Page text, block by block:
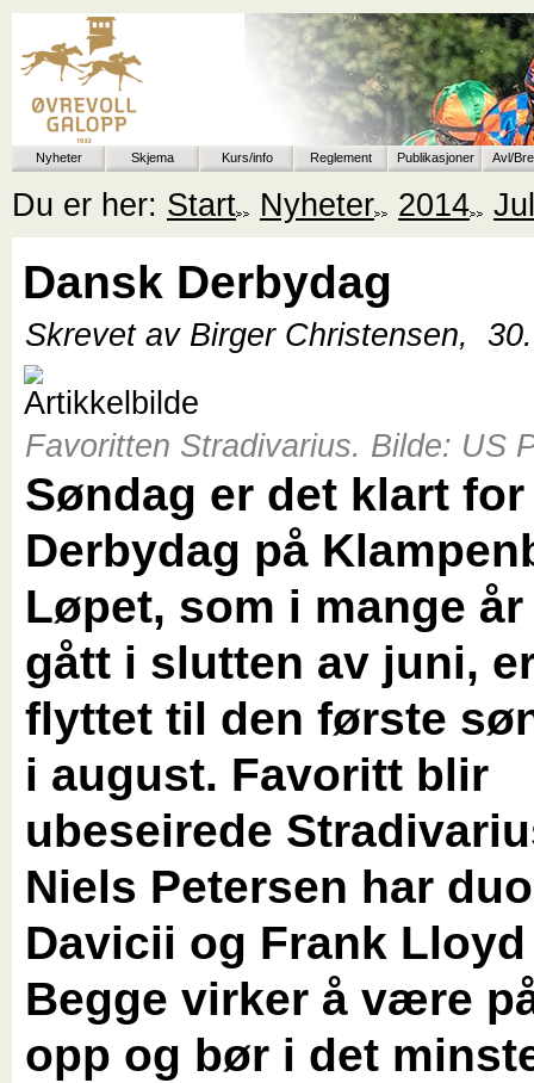
Nyheter Skjema Kurs/info Reglement Publikasjoner Avl/
Du er her: Start Nyheter 2014
Dansk Derbydag
Skrevet av Birger Christensen,
Favoritten Stradivarius. Bilde: US
Søndag er det klart for
Derbydag på
Løpet, som i mange
gått i slutten av juni,
flyttet til den første
i august. Favoritt blir
ubeseirede
Niels Petersen har
Davicii og Frank
Begge virker å være
opp og bør i det